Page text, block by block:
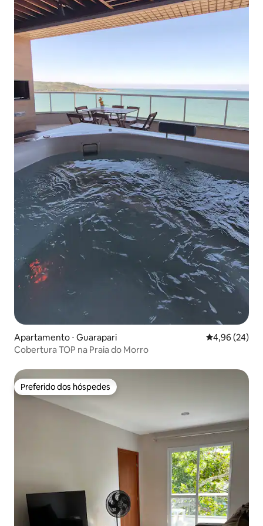
Apartamento ⋅ Guarapari 4,96 de uma
4,96 (24)
Cobertura TOP na Praia do Morro
Preferido dos hóspedes
Preferido dos hóspedes